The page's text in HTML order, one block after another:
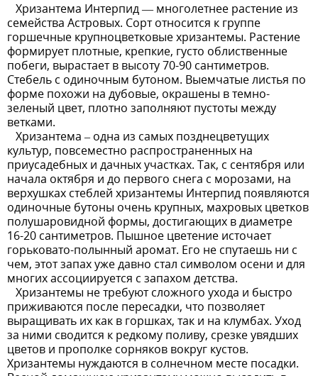
Хризантема Интерпид — многолетнее растение из
семейства Астровых. Сорт относится к группе
горшечные крупноцветковые хризантемы. Растение
формирует плотные, крепкие, густо облиственные
побеги, вырастает в высоту 70-90 сантиметров.
Стебель с одиночным бутоном. Выемчатые листья по
форме похожи на дубовые, окрашены в темно-
зеленый цвет, плотно заполняют пустоты между
ветками.
Хризантема – одна из самых позднецветущих
культур, повсеместно распространенных на
приусадебных и дачных участках. Так, с сентября или
начала октября и до первого снега с морозами, на
верхушках стеблей хризантемы Интерпид появляются
одиночные бутоны очень крупных, махровых цветков
полушаровидной формы, достигающих в диаметре
16-20 сантиметров. Пышное цветение источает
горьковато-полынный аромат. Его не спутаешь ни с
чем, этот запах уже давно стал символом осени и для
многих ассоциируется с запахом детства.
Хризантемы не требуют сложного ухода и быстро
приживаются после пересадки, что позволяет
выращивать их как в горшках, так и на клумбах. Уход
за ними сводится к редкому поливу, срезке увядших
цветов и прополке сорняков вокруг кустов.
Хризантемы нуждаются в солнечном месте посадки.